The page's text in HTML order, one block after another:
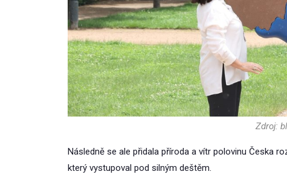
Zdroj:
Následně se ale přidala příroda a vítr polovinu Česka
který vystupoval pod silným deštěm.